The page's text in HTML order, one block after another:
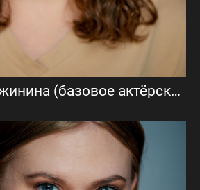
Виктория Дружинина (базовое актёрское портфолио)